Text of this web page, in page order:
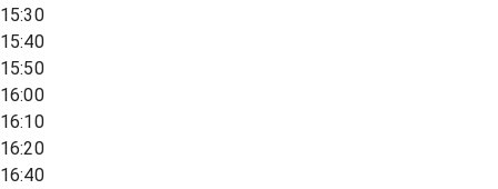
15:30
15:40
15:50
16:00
16:10
16:20
16:40